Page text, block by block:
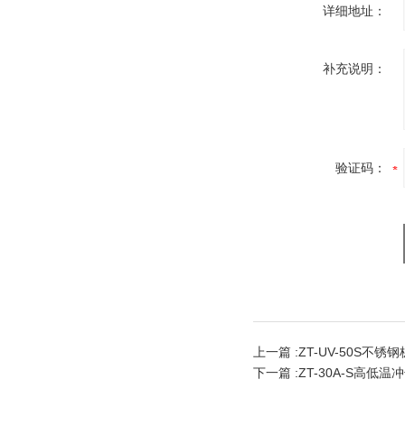
详细地址：
补充说明：
验证码：
上一篇 :ZT-UV-50S不锈钢
下一篇 :ZT-30A-S高低温